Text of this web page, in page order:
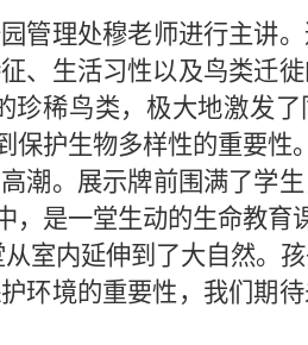
管理处穆老师进行主讲
、生活习性以及鸟类迁徙
珍稀鸟类，极大地激发
保护生物多样性的重要性。
潮。展示牌前围满了学生
， 是一堂生动的生命教育
室内延伸到了大自然。
环境的重要性， 我们期